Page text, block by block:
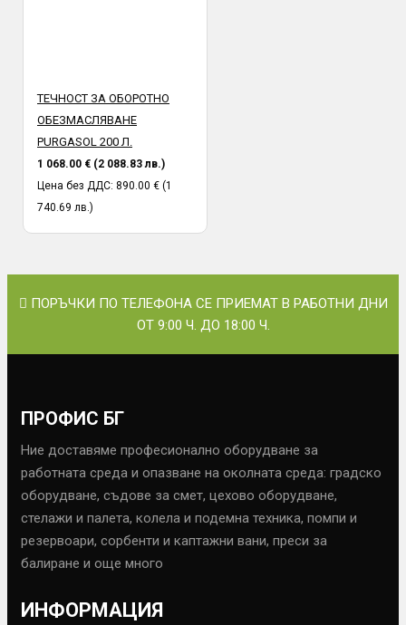
ТЕЧНОСТ ЗА ОБОРОТНО
ОБЕЗМАСЛЯВАНЕ
PURGASOL 200 Л.
1 068.00 € (2 088.83 лв.)
Цена без ДДС: 890.00 € (1
740.69 лв.)
ПОРЪЧКИ ПО ТЕЛЕФОНА СЕ ПРИЕМАТ В РАБОТНИ ДНИ
ОТ 9:00 Ч. ДО 18:00 Ч.
ПРОФИС БГ
Ние доставяме професионално оборудване за
работната среда и опазване на околната среда: градско
оборудване, съдове за смет, цехово оборудване,
стелажи и палета, колела и подемна техника, помпи и
резервоари, сорбенти и каптажни вани, преси за
балиране и още много
ИНФОРМАЦИЯ